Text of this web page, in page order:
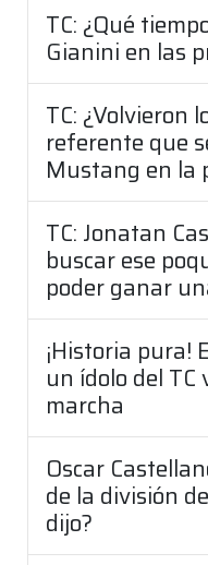
TC: ¿Qué
Gianini en las
TC: ¿Volvieron
referente que
Mustang en la
TC: Jonatan
buscar ese
poder ganar
¡Historia pura!
un ídolo del TC
marcha
Oscar
de la división
dijo?